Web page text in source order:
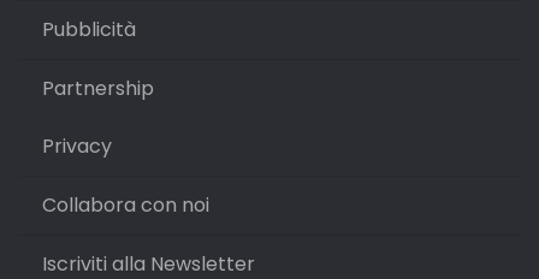
Pubblicità
Partnership
Privacy
Collabora con noi
Iscriviti alla Newsletter